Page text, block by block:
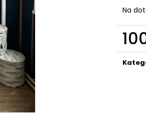
Na
Měrná
cena: